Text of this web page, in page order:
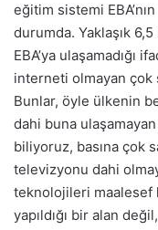
eğitim sistemi
durumda. Yaklaşık
EBA’ya ulaşamadığı
interneti olmayan çok
Bunlar, öyle ülkenin
dahi buna
biliyoruz, basına çok
televizyonu dahi
teknolojileri maalesef
yapıldığı bir alan